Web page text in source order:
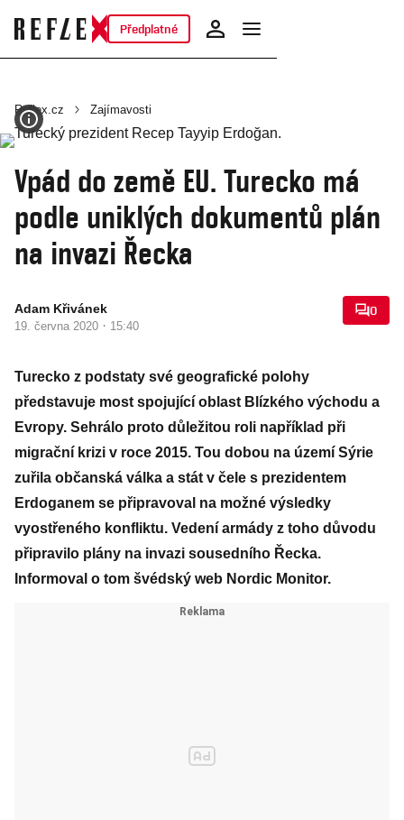
Předplatné
Reflex.cz Zajímavosti
Vpád do země EU. Turecko má
podle uniklých dokumentů plán
na invazi Řecka
Adam Křivánek
19. června 2020 · 15:40
0
Turecko z podstaty své geografické polohy
představuje most spojující oblast Blízkého východu a
Evropy. Sehrálo proto důležitou roli například při
migrační krizi v roce 2015. Tou dobou na území Sýrie
zuřila občanská válka a stát v čele s prezidentem
Erdoganem se připravoval na možné výsledky
vyostřeného konfliktu. Vedení armády z toho důvodu
připravilo plány na invazi sousedního Řecka.
Informoval o tom švédský web Nordic Monitor.